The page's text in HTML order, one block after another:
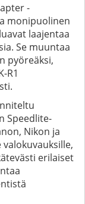
-
monipuolinen
laajentaa
Se muuntaa
pyöreäksi,
R1
Speedlite-
Nikon ja
erilaiset